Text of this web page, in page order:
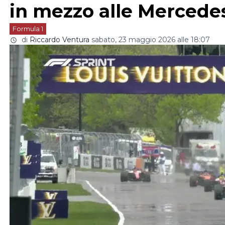
in mezzo alle
Formula 1
di Riccardo Ventura sabato, 23 maggio 2026 alle 18:07